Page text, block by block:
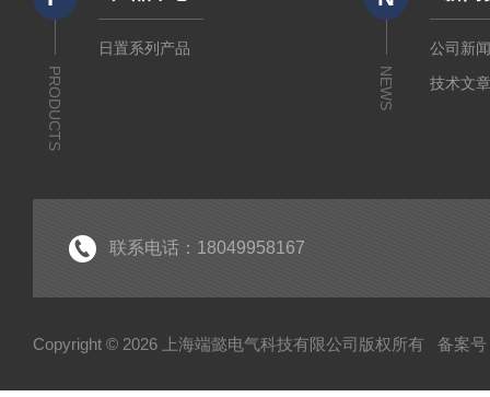
PRODUCTS
日置系列产品
NEWS
公司新
技术文
联系电话：18049958167
Copyright © 2026 上海端懿电气科技有限公司版权所有 备案号